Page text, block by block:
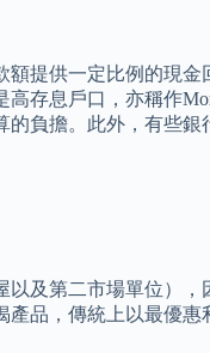
提供一定比例的現
存息戶口，亦稱作
負擔。此外，有些
及第二市場單位），
品，傳統上以最優惠